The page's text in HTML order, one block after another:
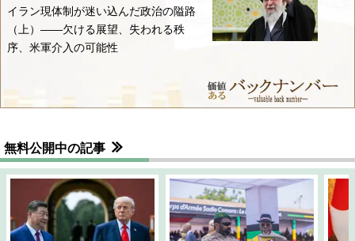
イラン現体制が迷い込んだ政治の隘路
（上）――欠ける展望、失われる秩
序、米軍介入の可能性
無料公開中の記事